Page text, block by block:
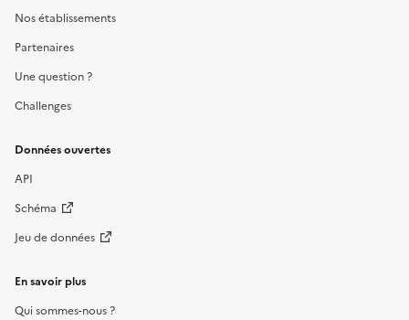
Nos établissements
Partenaires
Une question ?
Challenges
Données ouvertes
API
Schéma
Jeu de données
En savoir plus
Qui sommes-nous ?